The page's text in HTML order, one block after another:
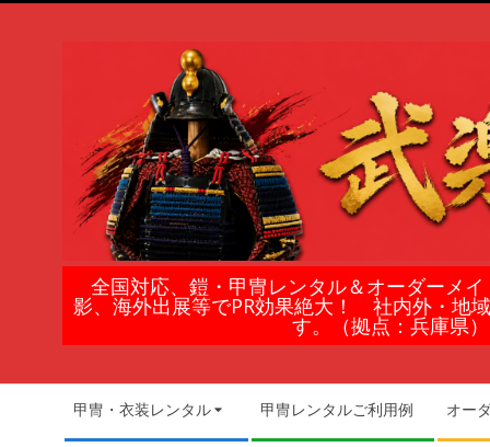
鎧
甲
冑
全国対応、鎧・甲冑レンタル＆オーダーメ
影、海外出展等でPR効果絶大！ 社内外・地
す。（拠点：兵庫県）
Navigation
甲冑・衣装レンタル 甲冑レンタルご利用例 オー